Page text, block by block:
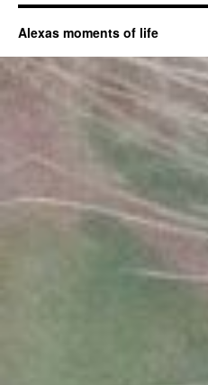
Alexas moments of life